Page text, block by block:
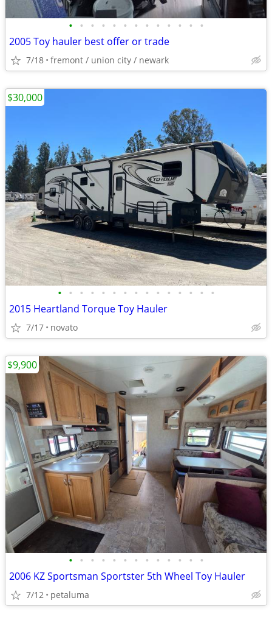
• • • • • • • • • • • • •
2005 Toy hauler best offer or trade
7/18 fremont / union city / newark
• • • • • • • • • • • • • • •
2015 Heartland Torque Toy Hauler
7/17 novato
$30,000
• • • • • • • • • • • • •
2006 KZ Sportsman Sportster 5th Wheel Toy Hauler
7/12 petaluma
$9,900